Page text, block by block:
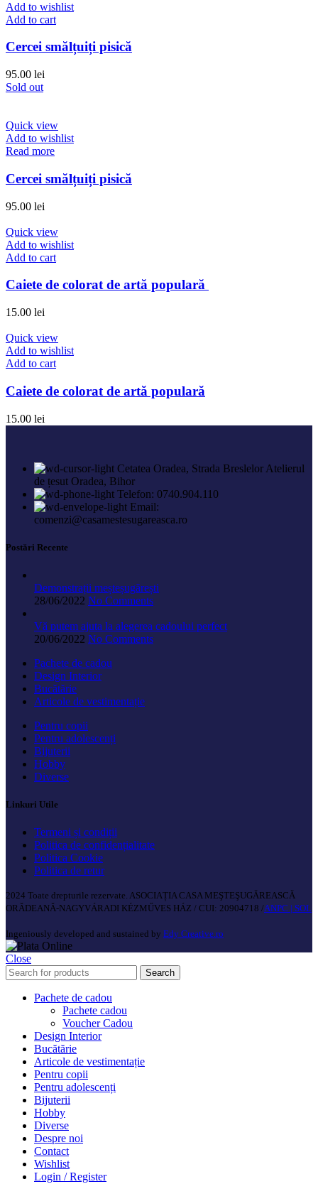
Add to wishlist
Add to cart
Cercei smălțuiți pisică
95.00 lei
Sold out
Quick view
Add to wishlist
Read more
Cercei smălțuiți pisică
95.00 lei
Quick view
Add to wishlist
Add to cart
Caiete de colorat de artă populară
15.00 lei
Quick view
Add to wishlist
Add to cart
Caiete de colorat de artă populară
15.00 lei
Cetatea Oradea, Strada Breslelor Atelierul
de țesut Oradea, Bihor
Telefon: 0740.904.110
Email:
comenzi@casamestesugareasca.ro
Postări Recente
Demonstrații meșteșugărești
28/06/2022 No Comments
Vă putem ajuta la alegerea cadoului perfect
20/06/2022 No Comments
Pachete de cadou
Design Interior
Bucătărie
Articole de vestimentație
Pentru copii
Pentru adolescenți
Bijuterii
Hobby
Diverse
Linkuri Utile
Termeni și condiții
Politica de confidențialitate
Politica Cookie
Politica de retur
2024 Toate drepturile rezervate. ASOCIAȚIA CASA MEŞTEŞUGĂREASCĂ
ORĂDEANĂ-NAGYVÁRADI KÉZMŰVES HÁZ / CUI: 20904718 /ANPC | SOL
Ingeniously developed and sustained by Edy Creative.ro
Close
Search
Pachete de cadou
Pachete cadou
Voucher Cadou
Design Interior
Bucătărie
Articole de vestimentație
Pentru copii
Pentru adolescenți
Bijuterii
Hobby
Diverse
Despre noi
Contact
Wishlist
Login / Register